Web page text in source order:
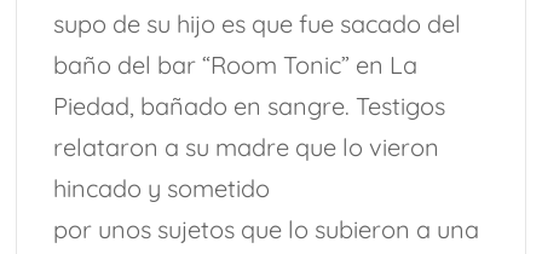
supo de su hijo es que fue sacado del
baño del bar “Room Tonic” en La
Piedad, bañado en sangre. Testigos
relataron a su madre que lo vieron
hincado y sometido
por unos sujetos que lo subieron a una